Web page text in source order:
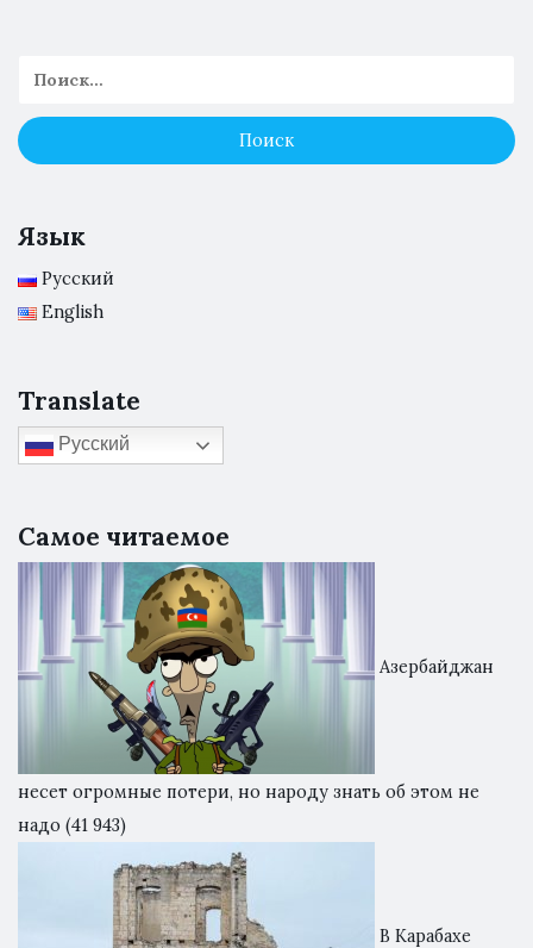
Язык
Русский
English
Translate
Русский
Самое читаемое
Азербайджан
несет огромные потери, но народу знать об этом не
надо (41 943)
В Карабахе